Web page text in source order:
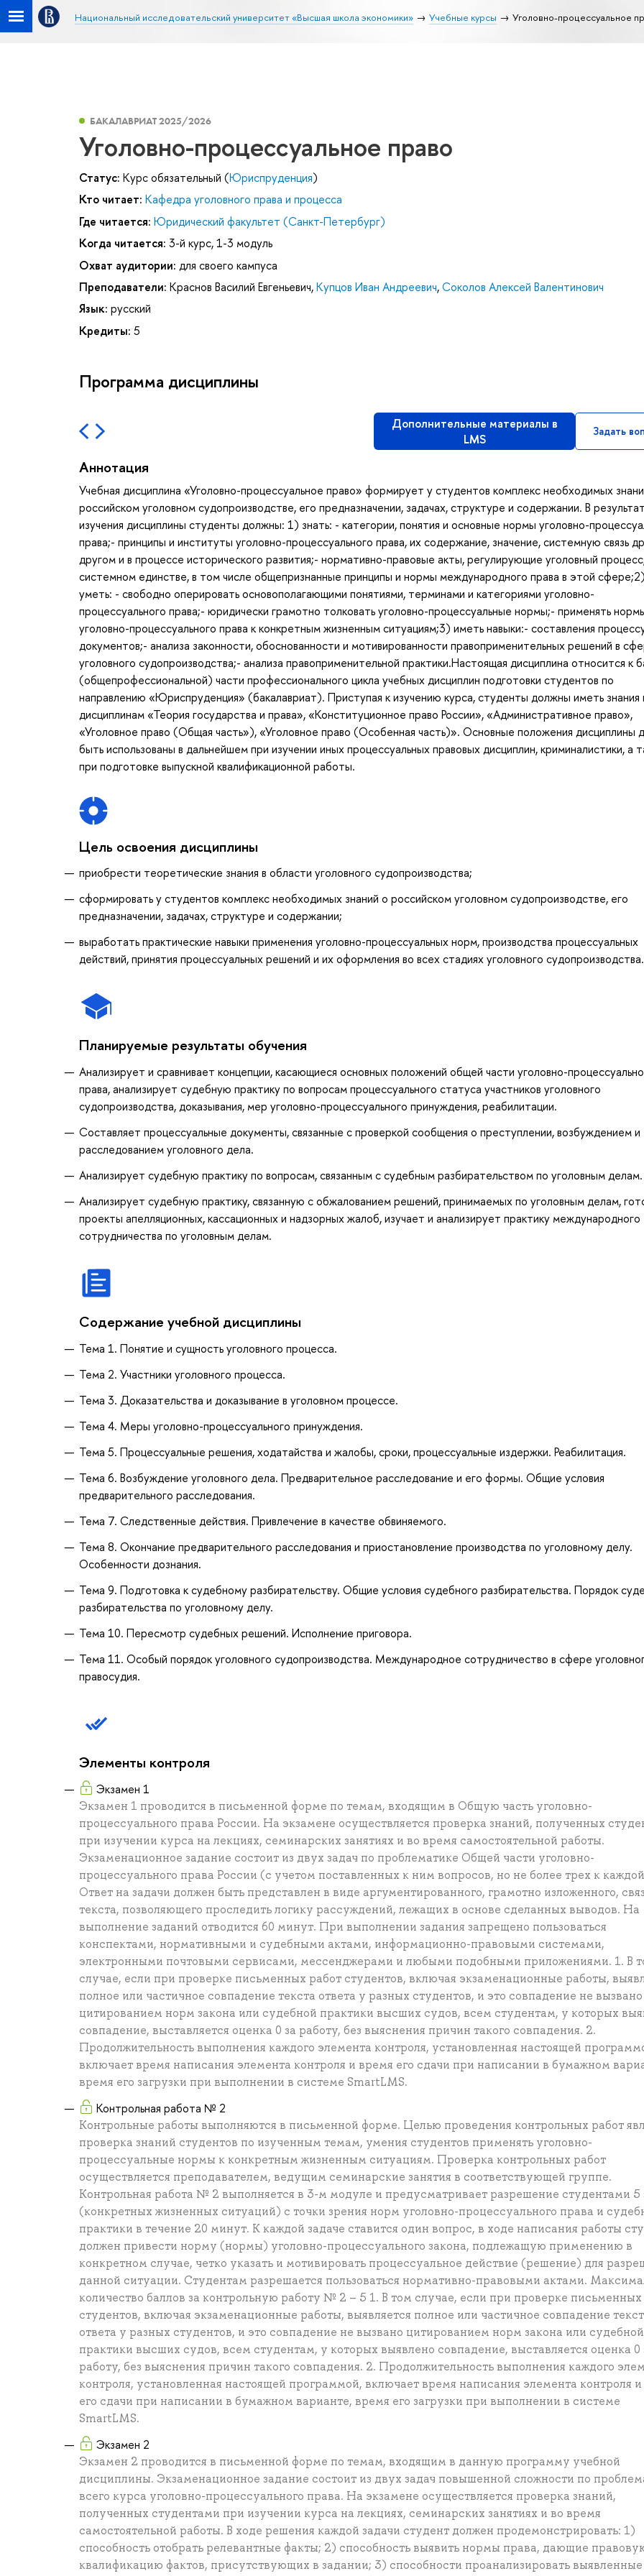
Национальный исследовательский университет «Высшая школа экономики» Учебные курсы Уголовно-процессуальное
БАКАЛАВРИАТ 2025/2026
Уголовно-процессуальное право
Статус: Курс обязательный (Юриспруденция)
Кто читает: Кафедра уголовного права и процесса
Где читается: Юридический факультет (Санкт-Петербург)
Когда читается: 3-й курс, 1-3 модуль
Охват аудитории: для своего кампуса
Преподаватели: Краснов Василий Евгеньевич,Купцов Иван Андреевич,Соколов Алексей Валентинович
Язык: русский
Кредиты: 5
Программа дисциплины
Дополнительные материалы в
LMS
Задать
Аннотация
Учебная дисциплина «Уголовно-процессуальное право» формирует у студентов комплекс необходимых
российском уголовном судопроизводстве, его предназначении, задачах, структуре и содержании. В
изучения дисциплины студенты должны: 1) знать: - категории, понятия и основные нормы уголовно-
права;- принципы и институты уголовно-процессуального права, их содержание, значение, системную связь
другом и в процессе исторического развития;- нормативно-правовые акты, регулирующие уголовный
системном единстве, в том числе общепризнанные принципы и нормы международного права в этой сфере;2)
уметь: - свободно оперировать основополагающими понятиями, терминами и категориями уголовно-
процессуального права;- юридически грамотно толковать уголовно-процессуальные нормы;- применять
уголовно-процессуального права к конкретным жизненным ситуациям;3) иметь навыки:- составления
документов;- анализа законности, обоснованности и мотивированности правоприменительных решений в
уголовного судопроизводства;- анализа правоприменительной практики.Настоящая дисциплина относится к
(общепрофессиональной) части профессионального цикла учебных дисциплин подготовки студентов по
направлению «Юриспруденция» (бакалавриат). Приступая к изучению курса, студенты должны иметь знания
дисциплинам «Теория государства и права», «Конституционное право России», «Административное право»,
«Уголовное право (Общая часть»), «Уголовное право (Особенная часть)». Основные положения дисциплины
быть использованы в дальнейшем при изучении иных процессуальных правовых дисциплин, криминалистики, а
при подготовке выпускной квалификационной работы.
Цель освоения дисциплины
приобрести теоретические знания в области уголовного судопроизводства;
сформировать у студентов комплекс необходимых знаний о российском уголовном судопроизводстве, его
предназначении, задачах, структуре и содержании;
выработать практические навыки применения уголовно-процессуальных норм, производства процессуальных
действий, принятия процессуальных решений и их оформления во всех стадиях уголовного судопроизводства.
Планируемые результаты обучения
Анализирует и сравнивает концепции, касающиеся основных положений общей части уголовно-
права, анализирует судебную практику по вопросам процессуального статуса участников уголовного
судопроизводства, доказывания, мер уголовно-процессуального принуждения, реабилитации.
Составляет процессуальные документы, связанные с проверкой сообщения о преступлении, возбуждением и
расследованием уголовного дела.
Анализирует судебную практику по вопросам, связанным с судебным разбирательством по уголовным делам.
Анализирует судебную практику, связанную с обжалованием решений, принимаемых по уголовным делам,
проекты апелляционных, кассационных и надзорных жалоб, изучает и анализирует практику международного
сотрудничества по уголовным делам.
Содержание учебной дисциплины
Тема 1. Понятие и сущность уголовного процесса.
Тема 2. Участники уголовного процесса.
Тема 3. Доказательства и доказывание в уголовном процессе.
Тема 4. Меры уголовно-процессуального принуждения.
Тема 5. Процессуальные решения, ходатайства и жалобы, сроки, процессуальные издержки. Реабилитация.
Тема 6. Возбуждение уголовного дела. Предварительное расследование и его формы. Общие условия
предварительного расследования.
Тема 7. Следственные действия. Привлечение в качестве обвиняемого.
Тема 8. Окончание предварительного расследования и приостановление производства по уголовному делу.
Особенности дознания.
Тема 9. Подготовка к судебному разбирательству. Общие условия судебного разбирательства. Порядок
разбирательства по уголовному делу.
Тема 10. Пересмотр судебных решений. Исполнение приговора.
Тема 11. Особый порядок уголовного судопроизводства. Международное сотрудничество в сфере
правосудия.
Элементы контроля
Экзамен 1
Экзамен 1 проводится в письменной форме по темам, входящим в Общую часть уголовно-
процессуального права России. На экзамене осуществляется проверка знаний, полученных
при изучении курса на лекциях, семинарских занятиях и во время самостоятельной работы.
Экзаменационное задание состоит из двух задач по проблематике Общей части уголовно-
процессуального права России (с учетом поставленных к ним вопросов, но не более трех к
Ответ на задачи должен быть представлен в виде аргументированного, грамотно изложенного,
текста, позволяющего проследить логику рассуждений, лежащих в основе сделанных выводов. На
выполнение заданий отводится 60 минут. При выполнении задания запрещено пользоваться
конспектами, нормативными и судебными актами, информационно-правовыми системами,
электронными почтовыми сервисами, мессенджерами и любыми подобными приложениями. 1. В
случае, если при проверке письменных работ студентов, включая экзаменационные работы,
полное или частичное совпадение текста ответа у разных студентов, и это совпадение не вызвано
цитированием норм закона или судебной практики высших судов, всем студентам, у которых
совпадение, выставляется оценка 0 за работу, без выяснения причин такого совпадения. 2.
Продолжительность выполнения каждого элемента контроля, установленная настоящей
включает время написания элемента контроля и время его сдачи при написании в бумажном
время его загрузки при выполнении в системе SmartLMS.
Контрольная работа № 2
Контрольные работы выполняются в письменной форме. Целью проведения контрольных работ
проверка знаний студентов по изученным темам, умения студентов применять уголовно-
процессуальные нормы к конкретным жизненным ситуациям. Проверка контрольных работ
осуществляется преподавателем, ведущим семинарские занятия в соответствующей группе.
Контрольная работа № 2 выполняется в 3-м модуле и предусматривает разрешение студентами 5
(конкретных жизненных ситуаций) с точки зрения норм уголовно-процессуального права и
практики в течение 20 минут. К каждой задаче ставится один вопрос, в ходе написания работы
должен привести норму (нормы) уголовно-процессуального закона, подлежащую применению в
конкретном случае, четко указать и мотивировать процессуальное действие (решение) для
данной ситуации. Студентам разрешается пользоваться нормативно-правовыми актами.
количество баллов за контрольную работу № 2 – 5 1. В том случае, если при проверке письменных
студентов, включая экзаменационные работы, выявляется полное или частичное совпадение
ответа у разных студентов, и это совпадение не вызвано цитированием норм закона или судебной
практики высших судов, всем студентам, у которых выявлено совпадение, выставляется оценка 0
работу, без выяснения причин такого совпадения. 2. Продолжительность выполнения каждого
контроля, установленная настоящей программой, включает время написания элемента контроля
его сдачи при написании в бумажном варианте, время его загрузки при выполнении в системе
SmartLMS.
Экзамен 2
Экзамен 2 проводится в письменной форме по темам, входящим в данную программу учебной
дисциплины. Экзаменационное задание состоит из двух задач повышенной сложности по
всего курса уголовно-процессуального права. На экзамене осуществляется проверка знаний,
полученных студентами при изучении курса на лекциях, семинарских занятиях и во время
самостоятельной работы. В ходе решения каждой задачи студент должен продемонстрировать: 1)
способность отобрать релевантные факты; 2) способность выявить нормы права, дающие
квалификацию фактов, присутствующих в задании; 3) способности проанализировать выявленные